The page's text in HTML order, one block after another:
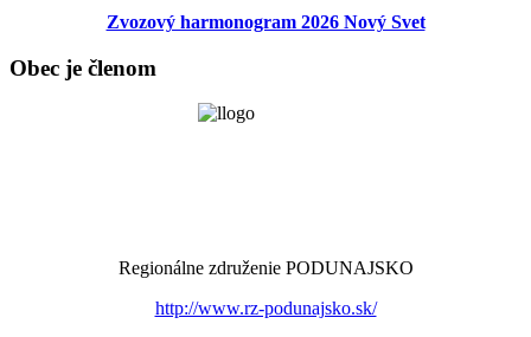
Zvozový harmonogram 2026 Nový Svet
Obec je členom
Regionálne združenie PODUNAJSKO
http://www.rz-podunajsko.sk/